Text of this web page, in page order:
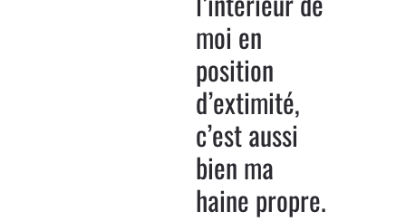
moi en
position
d’extimité,
c’est aussi
bien ma
haine propre.